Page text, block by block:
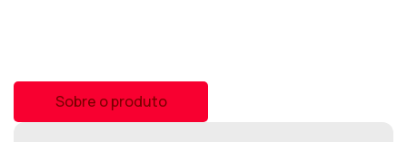
Sobre o produto